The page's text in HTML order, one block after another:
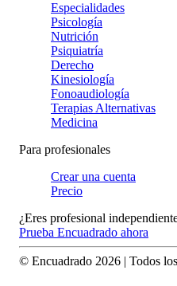
Especialidades
Psicología
Nutrición
Psiquiatría
Derecho
Kinesiología
Fonoaudiología
Terapias Alternativas
Medicina
Para profesionales
Crear una cuenta
Precio
¿Eres profesional
Prueba Encuadrado ahora
© Encuadrado 2026 | Todos